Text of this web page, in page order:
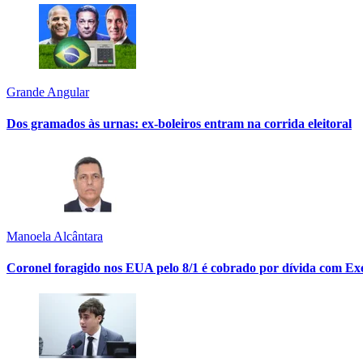
Grande Angular
Dos gramados às urnas: ex-boleiros entram na corrida eleitoral
Manoela Alcântara
Coronel foragido nos EUA pelo 8/1 é cobrado por dívida com